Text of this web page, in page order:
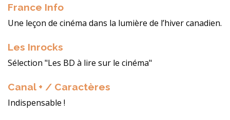
France Info
Une leçon de cinéma dans la lumière de l’hiver canadien.
Les Inrocks
Sélection "Les BD à lire sur le cinéma"
Canal + / Caractères
Indispensable !